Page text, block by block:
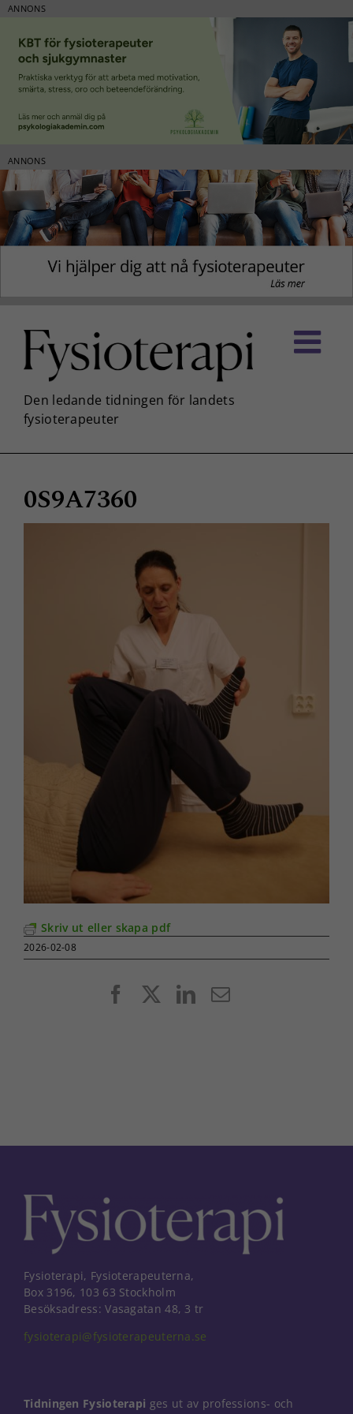
ANNONS
ANNONS
innehållet
0S9A7360
Skriv ut eller skapa pdf
2026-02-08
FacebookLinkedIn
E-
Fysioterapi, Fysioterapeuterna,
Box 3196, 103 63 Stockholm
Besöksadress: Vasagatan 48, 3 tr
fysioterapi@fysioterapeuterna.se
Tidningen Fysioterapi ges ut av professions- och